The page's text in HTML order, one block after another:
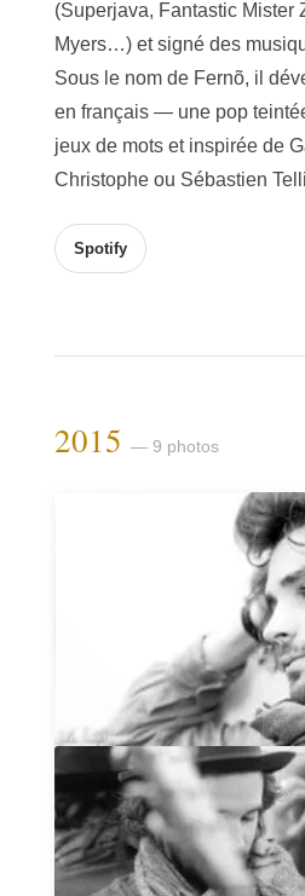
(Superjava, Fantastic Mister
Myers…) et signé des
Sous le nom de Fernõ, il
en français — une pop
jeux de mots et inspirée de
Christophe ou Sébastien
Spotify
2015 — 9 photos